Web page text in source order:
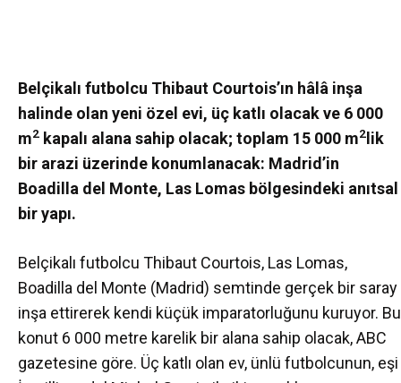
Belçikalı futbolcu Thibaut Courtois’ın hâlâ inşa
halinde olan yeni özel evi, üç katlı olacak ve 6 000
m2 kapalı alana sahip olacak; toplam 15 000 m2lik
bir arazi üzerinde konumlanacak: Madrid’in
Boadilla del Monte, Las Lomas bölgesindeki anıtsal
bir yapı.
Belçikalı futbolcu Thibaut Courtois, Las Lomas,
Boadilla del Monte (Madrid) semtinde gerçek bir saray
inşa ettirerek kendi küçük imparatorluğunu kuruyor. Bu
konut 6 000 metre karelik bir alana sahip olacak, ABC
gazetesine göre. Üç katlı olan ev, ünlü futbolcunun, eşi